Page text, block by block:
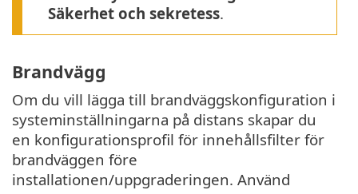
Säkerhet och sekretess.
Brandvägg
Om du vill lägga till brandväggskonfiguration i
systeminställningarna på distans skapar du
en konfigurationsprofil för innehållsfilter för
brandväggen före
installationen/uppgraderingen. Använd